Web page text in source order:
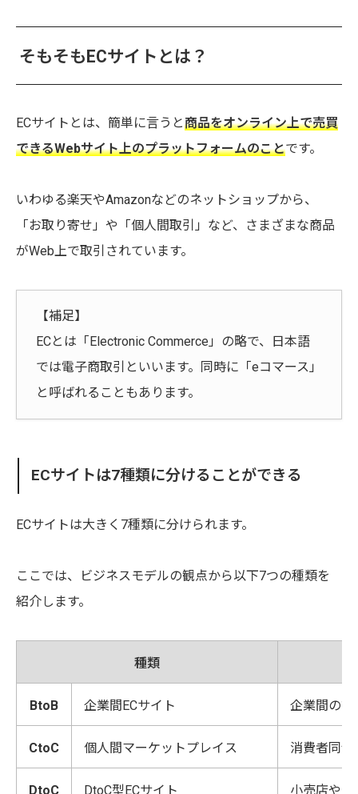
そもそもECサイトとは？
ECサイトとは、簡単に言うと商品をオンライン上で売買
できるWebサイト上のプラットフォームのことです。
いわゆる楽天やAmazonなどのネットショップから、
「お取り寄せ」や「個人間取引」など、さまざまな商品
がWeb上で取引されています。
【補足】
ECとは「Electronic Commerce」の略で、日本語
では電子商取引といいます。同時に「eコマース」
と呼ばれることもあります。
ECサイトは7種類に分けることができる
ECサイトは大きく7種類に分けられます。
ここでは、ビジネスモデルの観点から以下7つの種類を
紹介します。
種類
BtoB 企業間ECサイト 企業間の調
CtoC 個人間マーケットプレイス 消費者同
DtoC DtoC型ECサイト 小売店や